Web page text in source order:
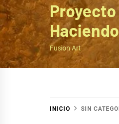
Proyecto
Fusion Art
INICIO SIN